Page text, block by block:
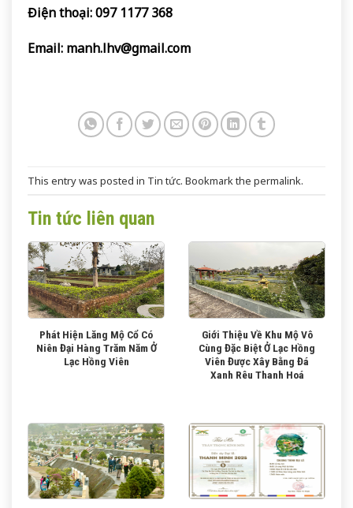
Điện thoại: 097 1177 368
Email: manh.lhv@gmail.com
This entry was posted in Tin tức. Bookmark the permalink.
Tin tức liên quan
Phát Hiện Lăng Mộ Cổ Có
Niên Đại Hàng Trăm Năm Ở
Lạc Hồng Viên
Giới Thiệu Về Khu Mộ Vô
Cùng Đặc Biệt Ở Lạc Hồng
Viên Được Xây Bằng Đá
Xanh Rêu Thanh Hoá